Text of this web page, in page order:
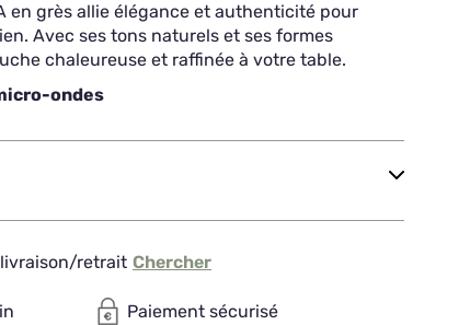
en grès allie élégance et authenticité pour
Avec ses tons naturels et ses formes
chaleureuse et raffinée à votre table.
ondes
retrait Chercher
Paiement sécurisé